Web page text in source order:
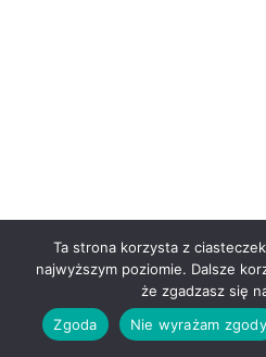
Ta strona korzysta z
najwyższym poziomie. Dalsze
że zgadzasz się
Zgoda
Nie wyrażam zgody